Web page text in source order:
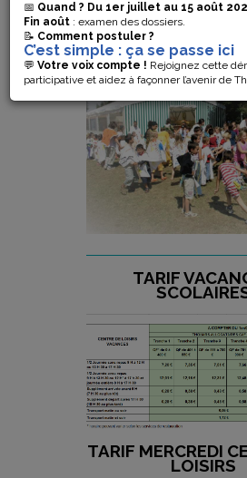
📅 Quand ? Du 1er juillet au 15 août
Fin août : examen des dossiers.
📝 Comment postuler ?
C’est simple : ça se passe ici
💬 Votre voix compte ! Rejoignez cette
participative et aidez à façonner l’avenir de
TARIF
TARIF MERCREDI
LOISIRS